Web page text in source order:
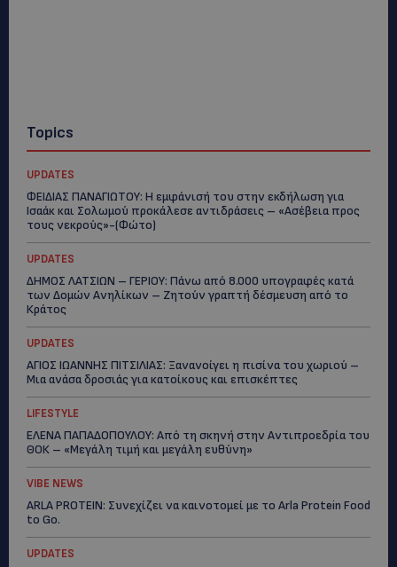
Topics
UPDATES
ΦΕΙΔΙΑΣ ΠΑΝΑΓΙΩΤΟΥ: Η εμφάνισή του στην εκδήλωση για
Ισαάκ και Σολωμού προκάλεσε αντιδράσεις – «Ασέβεια προς
τους νεκρούς»-(Φώτο)
UPDATES
ΔΗΜΟΣ ΛΑΤΣΙΩΝ – ΓΕΡΙΟΥ: Πάνω από 8.000 υπογραφές κατά
των Δομών Ανηλίκων – Ζητούν γραπτή δέσμευση από το
Κράτος
UPDATES
ΑΓΙΟΣ ΙΩΑΝΝΗΣ ΠΙΤΣΙΛΙΑΣ: Ξανανοίγει η πισίνα του χωριού –
Μια ανάσα δροσιάς για κατοίκους και επισκέπτες
LIFESTYLE
ΕΛΕΝΑ ΠΑΠΑΔΟΠΟΥΛΟΥ: Από τη σκηνή στην Αντιπροεδρία του
ΘΟΚ – «Μεγάλη τιμή και μεγάλη ευθύνη»
VIBE NEWS
ARLA PROTEIN: Συνεχίζει να καινοτομεί με το Arla Protein Food
to Go.
UPDATES